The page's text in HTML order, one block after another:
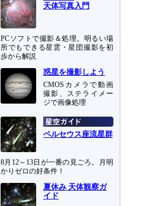
天体写真入門
PCソフトで撮影＆処理。明るい場
所でもできる星雲・星団撮影を初
歩から解説
惑星を撮影しよう
CMOSカメラで動画
撮影、ステライメー
ジで画像処理
ペルセウス座流星群
8月12～13日が一番の見ごろ。月明
かりゼロの好条件！
夏休み 天体観察ガ
イド